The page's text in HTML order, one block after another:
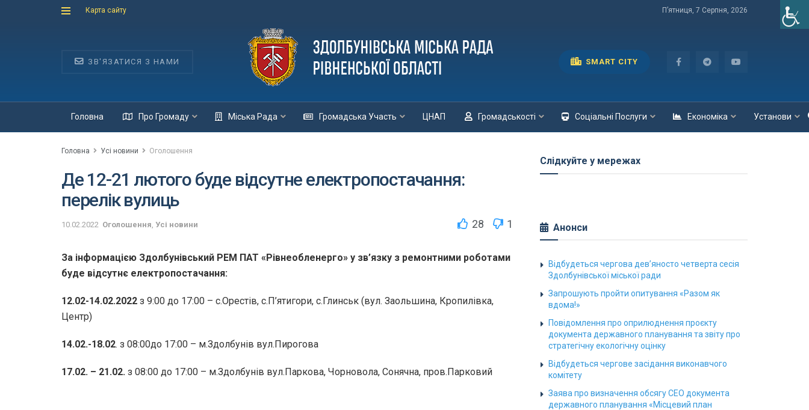
Карта сайту П’ятниця, 7 Серпня, 2026
ЗВ'ЯЗАТИСЯ З НАМИ SMART CITY
Головна Про Громаду Міська Рада Громадська Участь ЦНАП Громадськості Соціальні Послуги Економіка Установи
Головна Усі новини Оголошення
Де 12-21 лютого буде відсутне електропостачання:
перелік вулиць
10.02.2022 Оголошення, Усі новини 28 1
За інформацією Здолбунівський РЕМ ПАТ «Рівнеобленерго» у зв’язку з ремонтними роботами
буде відсутнє електропостачання:
12.02-14.02.2022 з 9:00 до 17:00 – с.Орестів, с.П’ятигори, с.Глинськ (вул. Заольшина, Кропилівка,
Центр)
14.02.-18.02. з 08:00до 17:00 – м.Здолбунів вул.Пирогова
17.02. – 21.02. з 08:00 до 17:00 – м.Здолбунів вул.Паркова, Чорновола, Сонячна, пров.Парковий
Слідкуйте у мережах
Анонси
Відбудеться чергова дев’яносто четверта сесія
Здолбунівської міської ради
Запрошують пройти опитування «Разом як
вдома!»
Повідомлення про оприлюднення проєкту
документа державного планування та звіту про
стратегічну екологічну оцінку
Відбудеться чергове засідання виконавчого
комітету
Заява про визначення обсягу СЕО документа
державного планування «Місцевий план